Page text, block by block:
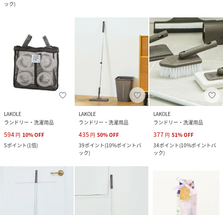
ック)
LAKOLE
ランドリー・洗濯用品
594 円 10%OFF
5ポイント(1倍)
LAKOLE
ランドリー・洗濯用品
435 円 50%OFF
39ポイント(10%ポイントバ
ック)
LAKOLE
ランドリー・洗濯用品
377 円 51%OFF
34ポイント(10%ポイントバ
ック)